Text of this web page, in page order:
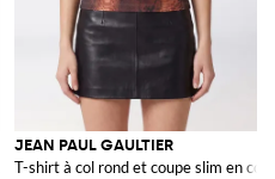
JEAN PAUL GAULTIER
T-shirt à col rond et coupe slim en